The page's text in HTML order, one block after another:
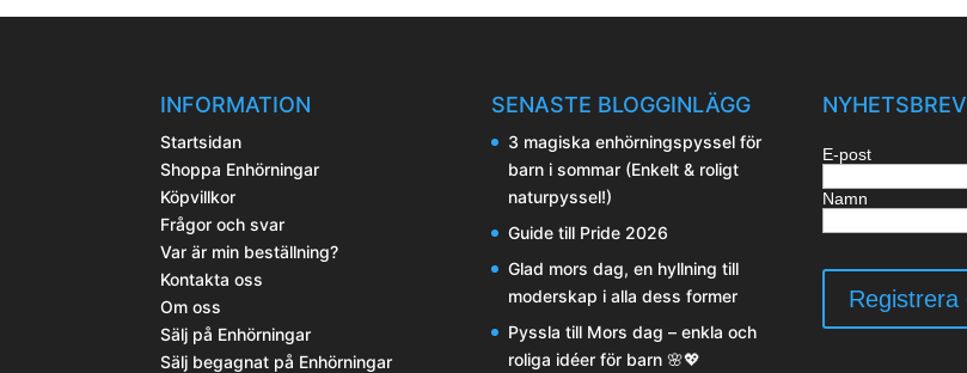
INFORMATION
Startsidan
Shoppa Enhörningar
Köpvillkor
Frågor och svar
Var är min beställning?
Kontakta oss
Om oss
Sälj på Enhörningar
Sälj begagnat på Enhörningar
SENASTE BLOGGINLÄGG
3 magiska enhörningspyssel för
barn i sommar (Enkelt & roligt
naturpyssel!)
Guide till Pride 2026
Glad mors dag, en hyllning till
moderskap i alla dess former
Pyssla till Mors dag – enkla och
roliga idéer för barn 🌸💖
NYHETSBREV
E-post
Namn